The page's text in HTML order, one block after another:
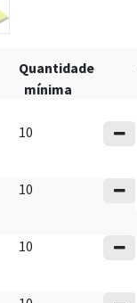
Quantidade
mínima
10
10
10